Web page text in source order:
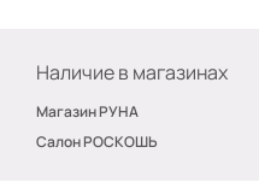
Наличие в магазинах
Магазин РУНА
Салон РОСКОШЬ